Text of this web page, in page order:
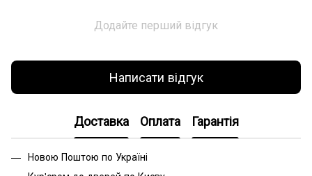
Додайте перший відгук
Написати відгук
Доставка Оплата Гарантія
Новою Поштою по Україні